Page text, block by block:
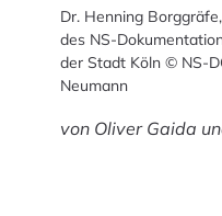
Dr. Henning
des NS-
der Stadt Köln © NS-
Neumann
von Oliver Gaida